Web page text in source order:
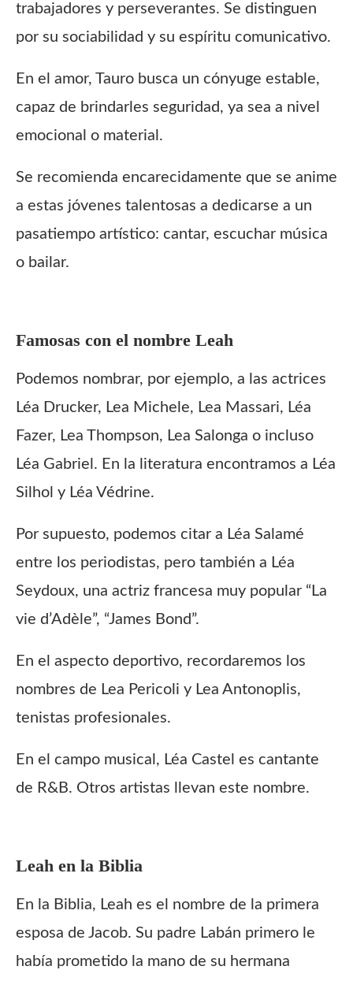
trabajadores y perseverantes. Se distinguen
por su sociabilidad y su espíritu comunicativo.
En el amor, Tauro busca un cónyuge estable,
capaz de brindarles seguridad, ya sea a nivel
emocional o material.
Se recomienda encarecidamente que se anime
a estas jóvenes talentosas a dedicarse a un
pasatiempo artístico: cantar, escuchar música
o bailar.
Famosas con el nombre Leah
Podemos nombrar, por ejemplo, a las actrices
Léa Drucker, Lea Michele, Lea Massari, Léa
Fazer, Lea Thompson, Lea Salonga o incluso
Léa Gabriel. En la literatura encontramos a Léa
Silhol y Léa Védrine.
Por supuesto, podemos citar a Léa Salamé
entre los periodistas, pero también a Léa
Seydoux, una actriz francesa muy popular “La
vie d’Adèle”, “James Bond”.
En el aspecto deportivo, recordaremos los
nombres de Lea Pericoli y Lea Antonoplis,
tenistas profesionales.
En el campo musical, Léa Castel es cantante
de R&B. Otros artistas llevan este nombre.
Leah en la Biblia
En la Biblia, Leah es el nombre de la primera
esposa de Jacob. Su padre Labán primero le
había prometido la mano de su hermana